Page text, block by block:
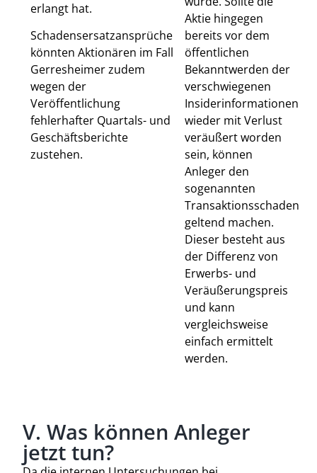
erlangt hat.
Schadensersatzansprüche
könnten Aktionären im Fall
Gerresheimer zudem
wegen der
Veröffentlichung
fehlerhafter Quartals- und
Geschäftsberichte
zustehen.
Aktie hingegen
bereits vor dem
öffentlichen
Bekanntwerden der
verschwiegenen
Insiderinformationen
wieder mit Verlust
veräußert worden
sein, können
Anleger den
sogenannten
Transaktionsschaden
geltend machen.
Dieser besteht aus
der Differenz von
Erwerbs- und
Veräußerungspreis
und kann
vergleichsweise
einfach ermittelt
werden.
V. Was können Anleger
jetzt tun?